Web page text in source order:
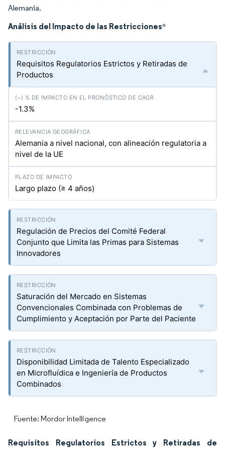
Alemania.
Análisis del Impacto de las Restricciones*
Requisitos Regulatorios Estrictos y Retiradas de
Productos
-1.3%
Alemania a nivel nacional, con alineación regulatoria a
nivel de la UE
Largo plazo (≥ 4 años)
Regulación de Precios del Comité Federal
Conjunto que Limita las Primas para Sistemas
Innovadores
Saturación del Mercado en Sistemas
Convencionales Combinada con Problemas de
Cumplimiento y Aceptación por Parte del Paciente
Disponibilidad Limitada de Talento Especializado
en Microfluídica e Ingeniería de Productos
Combinados
Fuente: Mordor Intelligence
Requisitos Regulatorios Estrictos y Retiradas de